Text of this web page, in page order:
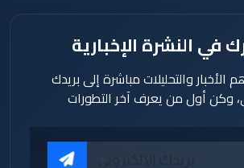
في النشرة الإخبارية
والتحليلات مباشرة إلى بريدك
وكن أول من يعرف آخر التطورات